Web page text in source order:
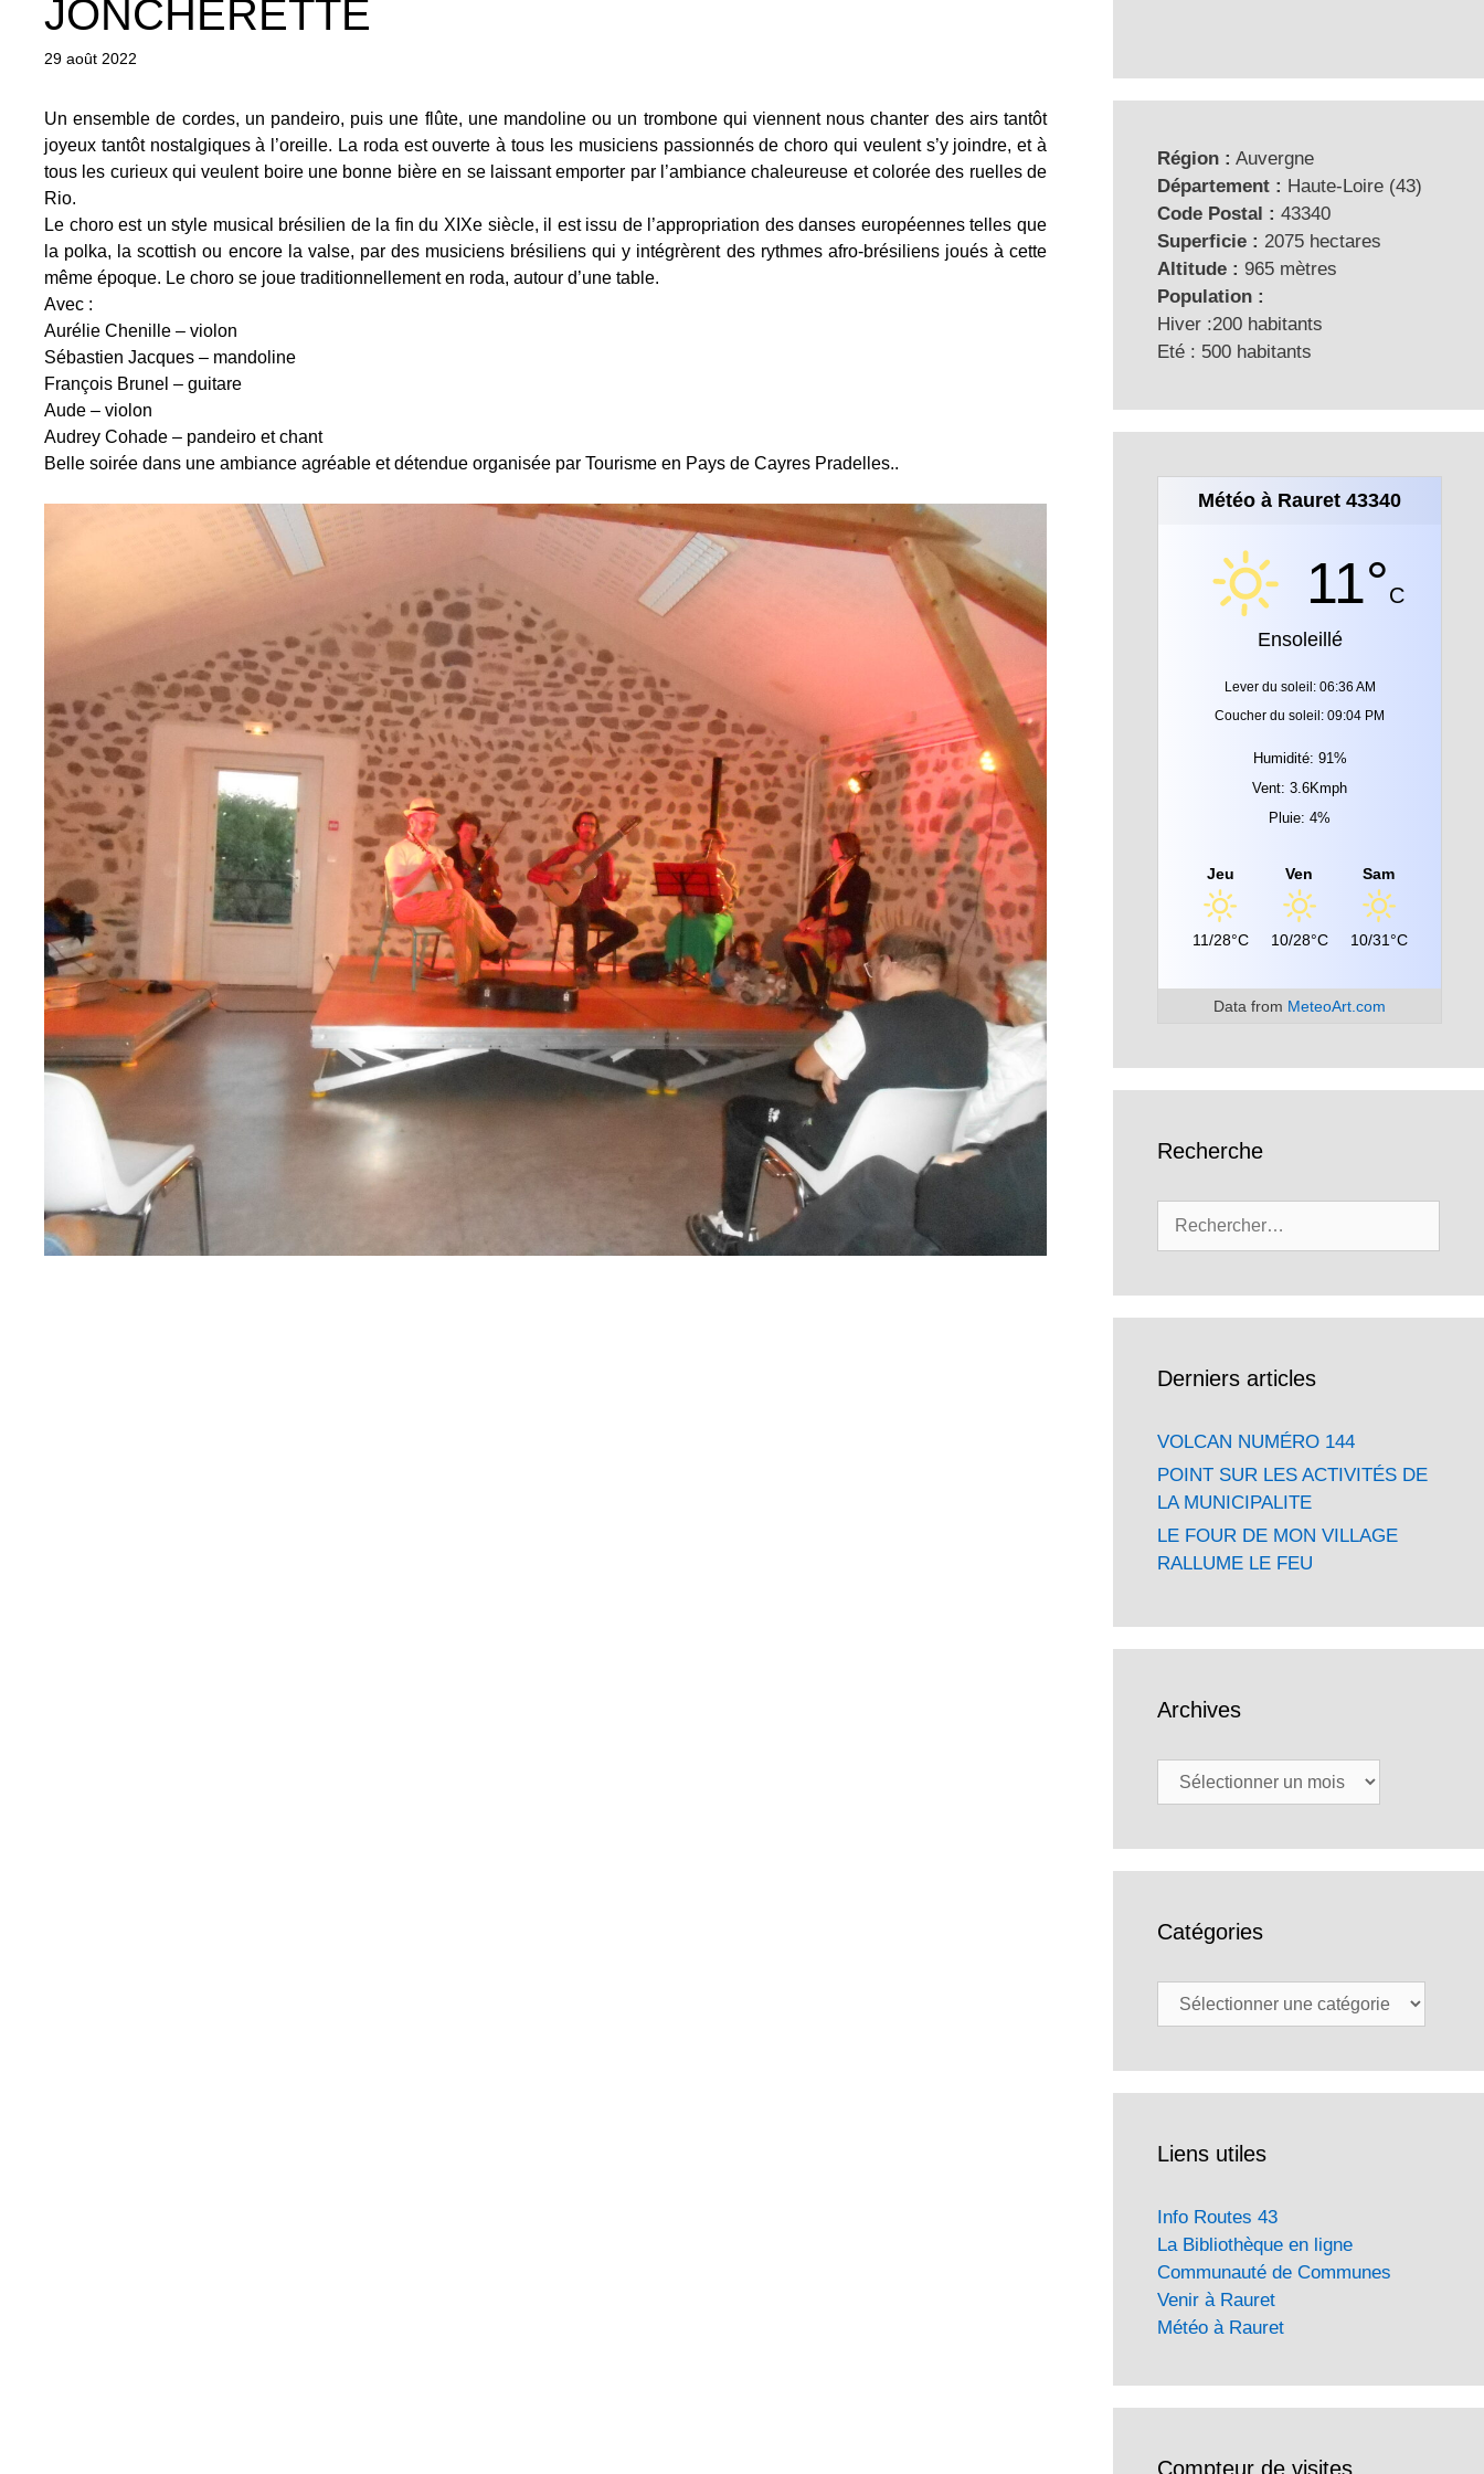
JONCHERETTE
29 août 2022
Un ensemble de cordes, un pandeiro, puis une flûte, une mandoline ou un trombone qui viennent nous chanter des airs tantôt
joyeux tantôt nostalgiques à l’oreille. La roda est ouverte à tous les musiciens passionnés de choro qui veulent s’y joindre, et à
tous les curieux qui veulent boire une bonne bière en se laissant emporter par l’ambiance chaleureuse et colorée des ruelles de
Rio.
Le choro est un style musical brésilien de la fin du XIXe siècle, il est issu de l’appropriation des danses européennes telles que
la polka, la scottish ou encore la valse, par des musiciens brésiliens qui y intégrèrent des rythmes afro-brésiliens joués à cette
même époque. Le choro se joue traditionnellement en roda, autour d’une table.
Avec :
Aurélie Chenille – violon
Sébastien Jacques – mandoline
François Brunel – guitare
Aude – violon
Audrey Cohade – pandeiro et chant
Belle soirée dans une ambiance agréable et détendue organisée par Tourisme en Pays de Cayres Pradelles..
Région : Auvergne
Département : Haute-Loire (43)
Code Postal : 43340
Superficie : 2075 hectares
Altitude : 965 mètres
Population :
Hiver :200 habitants
Eté : 500 habitants
Météo à Rauret 43340
11°C
Ensoleillé
Lever du soleil: 06:36 AM
Coucher du soleil: 09:04 PM
Humidité: 91%
Vent: 3.6Kmph
Pluie: 4%
Jeu
11/28°C
Ven
10/28°C
Sam
10/31°C
Data from MeteoArt.com
Recherche
Derniers articles
VOLCAN NUMÉRO 144
POINT SUR LES ACTIVITÉS DE
LA MUNICIPALITE
LE FOUR DE MON VILLAGE
RALLUME LE FEU
Archives
Archives
Catégories
Catégories
Liens utiles
Info Routes 43
La Bibliothèque en ligne
Communauté de Communes
Venir à Rauret
Météo à Rauret
Compteur de visites